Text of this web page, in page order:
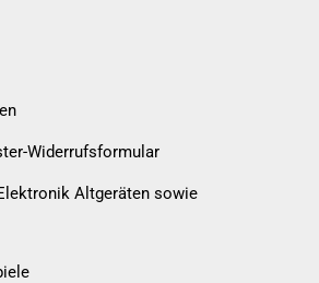
Widerrufsformular
Altgeräten sowie